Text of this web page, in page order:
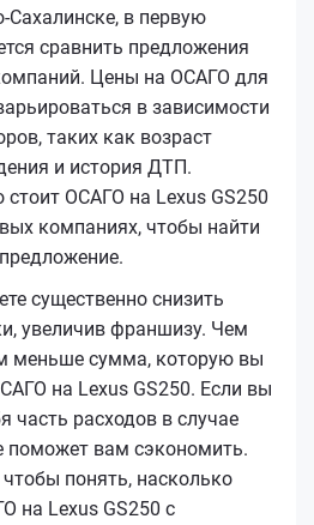
в первую
сравнить предложения
Цены на ОСАГО для
в зависимости
таких как возраст
и история ДТП.
стоит ОСАГО на Lexus GS250
компаниях, чтобы найти
существенно снизить
увеличив франшизу. Чем
меньше сумма, которую вы
на Lexus GS250. Если вы
часть расходов в случае
поможет вам сэкономить.
понять, насколько
на Lexus GS250 с